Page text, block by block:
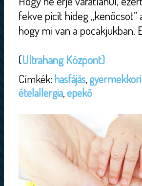
fekve picit hideg
hogy mi van a pocakjukban.
(Ultrahang Központ)
Címkék: hasfájás, gyermekkori
ételallergia,epekő